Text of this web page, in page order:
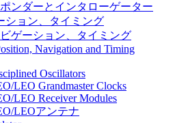
ポンダーとインタローゲーター
ション、タイミング
ゲーション、タイミング
Navigation and Timing
Oscillators
LEO Grandmaster Clocks
LEO Receiver Modules
LEOアンテナ